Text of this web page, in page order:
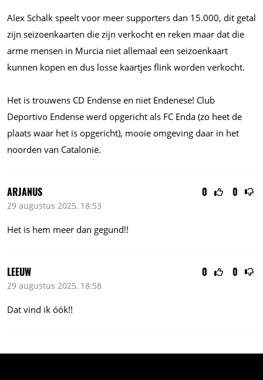
Alex Schalk speelt voor meer supporters dan 15.000, dit getal
zijn seizoenkaarten die zijn verkocht en reken maar dat die
arme mensen in Murcia niet allemaal een seizoenkaart
kunnen kopen en dus losse kaartjes flink worden verkocht.
Het is trouwens CD Endense en niet Endenese! Club
Deportivo Endense werd opgericht als FC Enda (zo heet de
plaats waar het is opgericht), mooie omgeving daar in het
noorden van Catalonië.
0 0
ARJANUS
29 augustus 2025, 18:53
Het is hem meer dan gegund!!
0 0
LEEUW
29 augustus 2025, 18:58
Dat vind ik óók!!